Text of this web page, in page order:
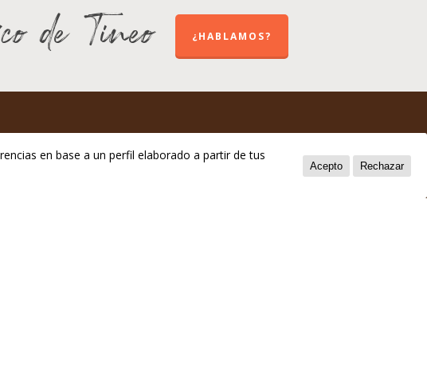
de Tineo ¿HABLAMOS?
en base a un perfil elaborado a partir de tus
Acepto Rechazar